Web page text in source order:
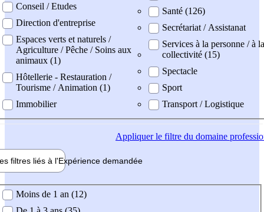
Conseil / Etudes
Direction d'entreprise
Espaces verts et naturels /
Agriculture / Pêche / Soins aux
animaux (1)
Hôtellerie - Restauration /
Tourisme / Animation (1)
Immobilier
Santé (126)
Secrétariat / Assistanat
Services à la personne / à la
collectivité (15)
Spectacle
Sport
Transport / Logistique
Appliquerle filtre du domaine
filtres liés à l'Expérience demandée
demandée
Moins de 1 an (12)